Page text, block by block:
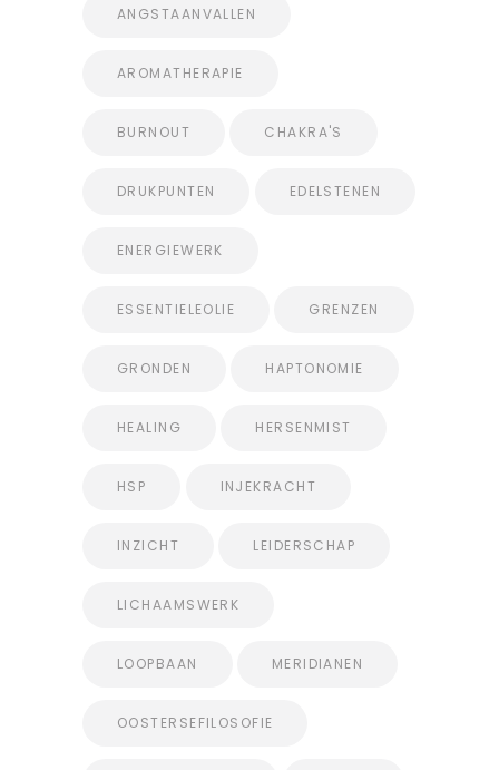
ANGSTAANVALLEN
AROMATHERAPIE
BURNOUT CHAKRA'S
DRUKPUNTEN EDELSTENEN
ENERGIEWERK
ESSENTIELEOLIE GRENZEN
GRONDEN HAPTONOMIE
HEALING HERSENMIST
HSP INJEKRACHT
INZICHT LEIDERSCHAP
LICHAAMSWERK
LOOPBAAN MERIDIANEN
OOSTERSEFILOSOFIE